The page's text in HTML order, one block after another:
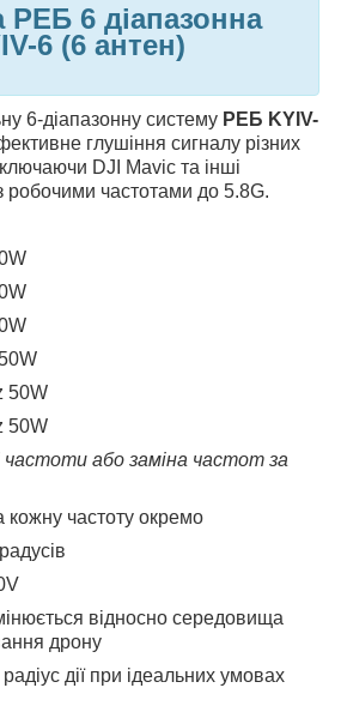
РЕБ 6 діапазонна
6 (6 антен)
6-діапазонну систему РЕБ KYIV-
глушіння сигналу різних
DJI Mavic та інші
робочими частотами до 5.8G.
50W
50W
частоти або заміна частот за
кожну частоту окремо
відносно середовища
дрону
дії при ідеальних умовах